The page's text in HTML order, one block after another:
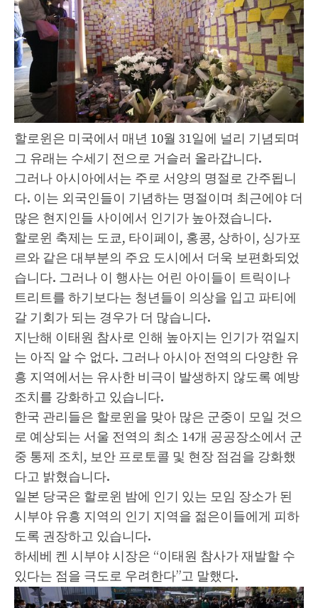
할로윈은 미국에서 매년 10월 31일에 널리 기념되며
그 유래는 수세기 전으로 거슬러 올라갑니다.
그러나 아시아에서는 주로 서양의 명절로 간주됩니
다. 이는 외국인들이 기념하는 명절이며 최근에야 더
많은 현지인들 사이에서 인기가 높아졌습니다.
할로윈 축제는 도쿄, 타이페이, 홍콩, 상하이, 싱가포
르와 같은 대부분의 주요 도시에서 더욱 보편화되었
습니다. 그러나 이 행사는 어린 아이들이 트릭이나
트리트를 하기보다는 청년들이 의상을 입고 파티에
갈 기회가 되는 경우가 더 많습니다.
지난해 이태원 참사로 인해 높아지는 인기가 꺾일지
는 아직 알 수 없다. 그러나 아시아 전역의 다양한 유
흥 지역에서는 유사한 비극이 발생하지 않도록 예방
조치를 강화하고 있습니다.
한국 관리들은 할로윈을 맞아 많은 군중이 모일 것으
로 예상되는 서울 전역의 최소 14개 공공장소에서 군
중 통제 조치, 보안 프로토콜 및 현장 점검을 강화했
다고 밝혔습니다.
일본 당국은 할로윈 밤에 인기 있는 모임 장소가 된
시부야 유흥 지역의 인기 지역을 젊은이들에게 피하
도록 권장하고 있습니다.
하세베 켄 시부야 시장은 “이태원 참사가 재발할 수
있다는 점을 극도로 우려한다”고 말했다.